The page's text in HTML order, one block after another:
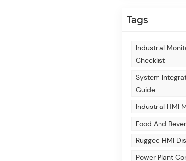
Tags
Industrial
Checklist
System
Guide
Industrial HMI
Food And
Rugged HMI
Power Plant